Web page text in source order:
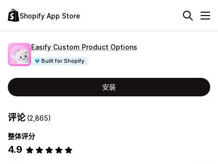
Shopify App Store
Easify Custom Product Options
Built for Shopify
安装
评论(2,865)
整体评分
4.9